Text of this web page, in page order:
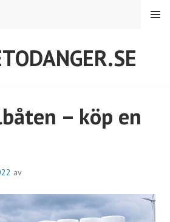
MENY
– köp en
av